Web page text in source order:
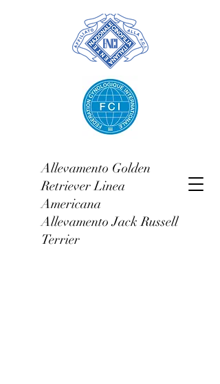
Allevamento Golden
Retriever Linea
Americana
Allevamento Jack Russell
Terrier